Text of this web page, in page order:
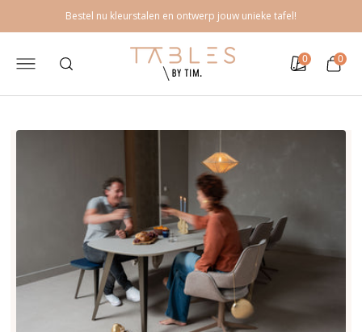
content
Bestel nu kleurstalen en ontwerp jouw unieke tafel!
Kleurstalen
0 0
artikelen